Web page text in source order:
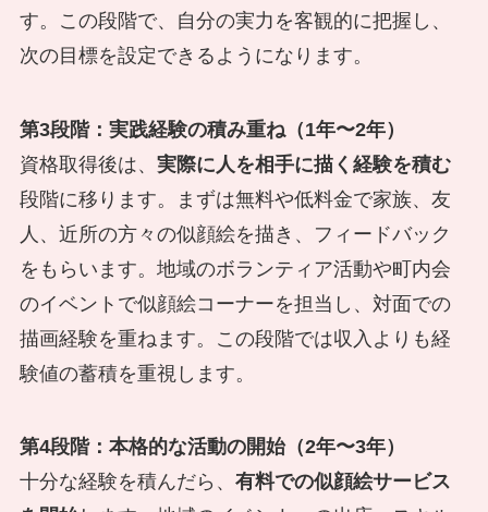
す。この段階で、自分の実力を客観的に把握し、
次の目標を設定できるようになります。
第3段階：実践経験の積み重ね（1年〜2年）
資格取得後は、 実際に人を相手に描く経験を積む
段階に移ります。まずは無料や低料金で家族、友
人、近所の方々の似顔絵を描き、フィードバック
をもらいます。地域のボランティア活動や町内会
のイベントで似顔絵コーナーを担当し、対面での
描画経験を重ねます。この段階では収入よりも経
験値の蓄積を重視します。
第4段階：本格的な活動の開始（2年〜3年）
十分な経験を積んだら、 有料での似顔絵サービス